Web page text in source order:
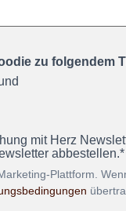
zu folgendem
mit Herz
abbestellen.*
Plattform.